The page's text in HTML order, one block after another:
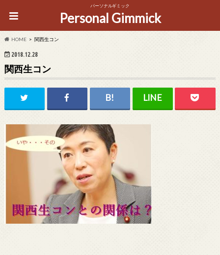
パーソナルギミック
Personal Gimmick
HOME 関西生コン
2018.12.28
関西生コン